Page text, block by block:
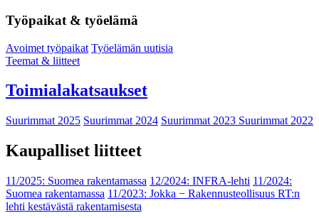
Työpaikat & työelämä
Avoimet työpaikat Työelämän uutisia
Teemat & liitteet
Toimialakatsaukset
Suurimmat 2025 Suurimmat 2024 Suurimmat 2023 Suurimmat 2022
Kaupalliset liitteet
11/2025: Suomea rakentamassa 12/2024: INFRA-lehti 11/2024:
Suomea rakentamassa 11/2023: Jokka − Rakennusteollisuus RT:n
lehti kestävästä rakentamisesta